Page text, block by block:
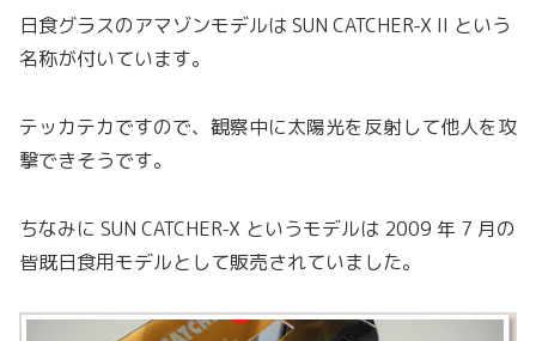
日食グラスのアマゾンモデルは SUN CATCHER-X II という
名称が付いています。
テッカテカですので、観察中に太陽光を反射して他人を攻
撃できそうです。
ちなみに SUN CATCHER-X というモデルは 2009 年 7 月の
皆既日食用モデルとして販売されていました。